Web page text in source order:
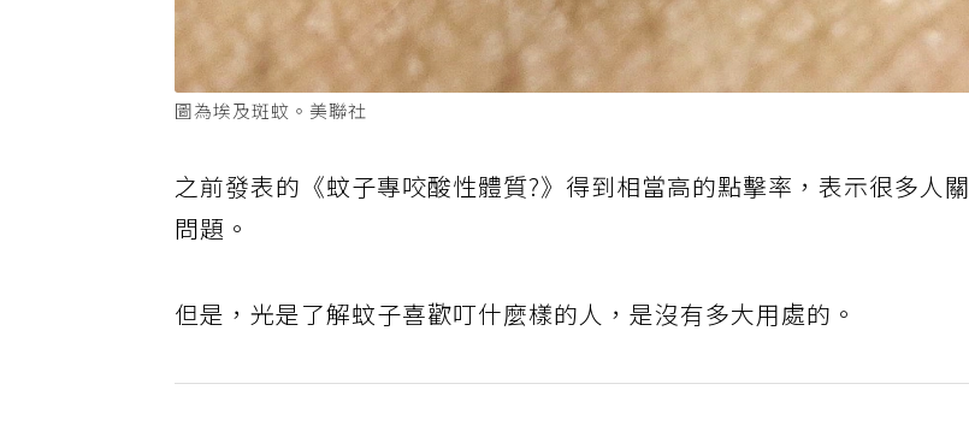
圖為埃及斑蚊。美聯社
之前發表的 《蚊子專咬酸性體質?》得到相當高的點擊率，表示很多人
問題。
但是，光是了解蚊子喜歡叮什麼樣的人，是沒有多大用處的。